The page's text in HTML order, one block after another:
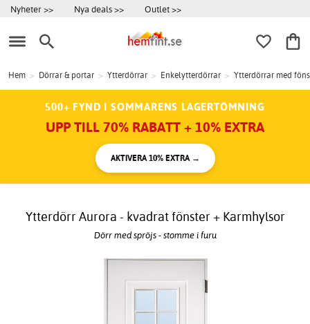
Nyheter >> Nya deals >> Outlet >>
Hem > Dörrar & portar > Ytterdörrar > Enkelytterdörrar > Ytterdörrar med
500+ FYND I SOMMARENS LAGERTÖMNING
UPP TILL 70% RABATT + 10% EXTRA
AKTIVERA 10% EXTRA →
Ytterdörr Aurora - kvadrat fönster + Karmhylsor
Dörr med spröjs - stomme i furu